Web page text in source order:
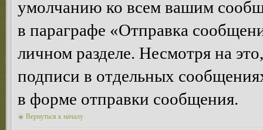
умолчанию ко всем вашим
в параграфе «Отправка
личном разделе. Несмотря на
подписи в отдельных
в форме отправки сообщения.
Вернуться к началу